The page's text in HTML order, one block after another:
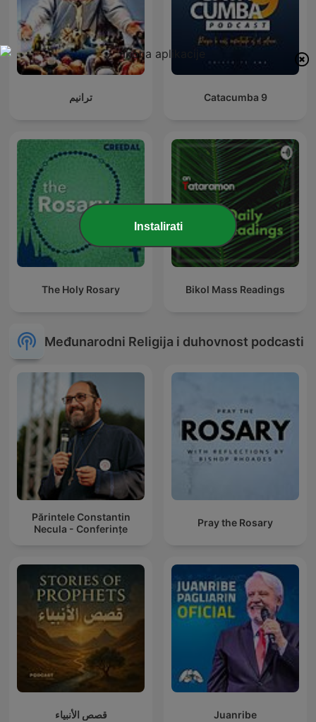
ترانيم Catacumba 9
The Holy Rosary Bikol Mass Readings
Međunarodni Religija i duhovnost podcasti
Părintele Constantin
Necula - Conferințe
Pray the Rosary
قصص الأنبياء Juanribe
Instalirati